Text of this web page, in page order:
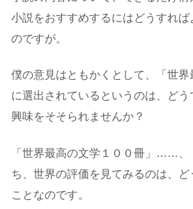
小説をおすすめするにはどうすれ
のですが。
僕の意見はともかくとして、「世界
に選出されているというのは、ど
興味をそそられませんか？
「世界最高の文学１００冊」……
ち、世界の評価を見てみるのは、ど
ことなのです。